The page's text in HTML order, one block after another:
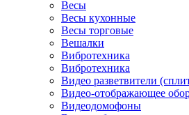
Весы
Весы кухонные
Весы торговые
Вешалки
Вибротехника
Вибротехника
Видео разветвители
Видео-отображающее
Видеодомофоны